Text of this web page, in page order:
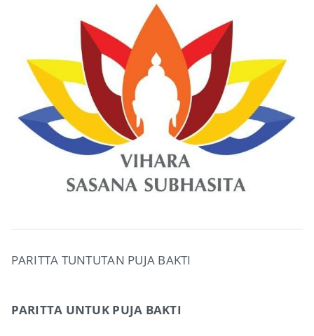
PARITTA TUNTUTAN PUJA BAKTI
PARITTA UNTUK PUJA BAKTI